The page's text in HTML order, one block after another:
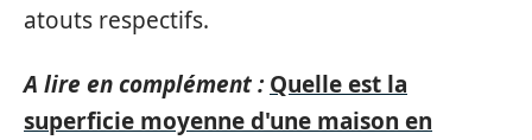
atouts respectifs.
A lire en complément : Quelle est la
superficie moyenne d'une maison en